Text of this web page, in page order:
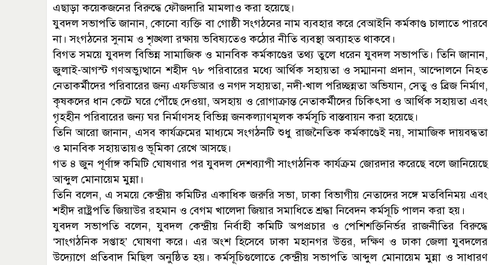
এছাড়া কয়েকজনের বিরুদ্ধে ফৌজদারি মামলাও করা হয়েছে।
যুবদল সভাপতি জানান, কোনো ব্যক্তি বা গোষ্ঠী সংগঠনের নাম ব্যবহার করে বেআইনি কর্মকাণ্ড চালাতে পারবে
না। সংগঠনের সুনাম ও শৃঙ্খলা রক্ষায় ভবিষ্যতেও কঠোর নীতি ব্যবস্থা অব্যাহত থাকবে।
বিগত সময়ে যুবদল বিভিন্ন সামাজিক ও মানবিক কর্মকাণ্ডের তথ্য তুলে ধরেন যুবদল সভাপতি। তিনি জানান,
জুলাই-আগস্ট গণঅভ্যুত্থানে শহীদ ৭৮ পরিবারের মধ্যে আর্থিক সহায়তা ও সম্মাননা প্রদান, আন্দোলনে নিহত
নেতাকর্মীদের পরিবারের জন্য এফডিআর ও নগদ সহায়তা, নদী-খাল পরিচ্ছন্নতা অভিযান, সেতু ও ব্রিজ নির্মাণ,
কৃষকদের ধান কেটে ঘরে পৌঁছে দেওয়া, অসহায় ও রোগাক্রান্ত নেতাকর্মীদের চিকিৎসা ও আর্থিক সহায়তা এবং
গৃহহীন পরিবারের জন্য ঘর নির্মাণসহ বিভিন্ন জনকল্যাণমূলক কর্মসূচি বাস্তবায়ন করা হয়েছে।
তিনি আরো জানান, এসব কার্যক্রমের মাধ্যমে সংগঠনটি শুধু রাজনৈতিক কর্মকাণ্ডেই নয়, সামাজিক দায়বদ্ধতা
ও মানবিক সহায়তায়ও ভূমিকা রেখে আসছে।
গত ৪ জুন পূর্ণাঙ্গ কমিটি ঘোষণার পর যুবদল দেশব্যাপী সাংগঠনিক কার্যক্রম জোরদার করেছে বলে জানিয়েছে
আব্দুল মোনায়েম মুন্না।
তিনি বলেন, এ সময়ে কেন্দ্রীয় কমিটির একাধিক জরুরি সভা, ঢাকা বিভাগীয় নেতাদের সঙ্গে মতবিনিময় এবং
শহীদ রাষ্ট্রপতি জিয়াউর রহমান ও বেগম খালেদা জিয়ার সমাধিতে শ্রদ্ধা নিবেদন কর্মসূচি পালন করা হয়।
যুবদল সভাপতি বলেন, যুবদল কেন্দ্রীয় নির্বাহী কমিটি অপপ্রচার ও পেশিশক্তিনির্ভর রাজনীতির বিরুদ্ধে
‘সাংগঠনিক সপ্তাহ’ ঘোষণা করে। এর অংশ হিসেবে ঢাকা মহানগর উত্তর, দক্ষিণ ও ঢাকা জেলা যুবদলের
উদ্যোগে প্রতিবাদ মিছিল অনুষ্ঠিত হয়। কর্মসূচিগুলোতে কেন্দ্রীয় সভাপতি আব্দুল মোনায়েম মুন্না ও সাধারণ